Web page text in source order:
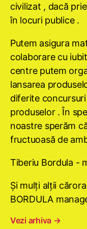
civilizat , dacă
în locuri publice .
Putem asigura
colaborare cu
centre putem
lansarea
diferite
produselor . În
noastre sperăm
fructuoasă de
Tiberiu Bordula -
Şi mulţi alţii
BORDULA
Vezi arhiva →